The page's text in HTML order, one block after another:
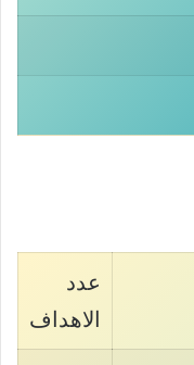
عدد
الاهداف